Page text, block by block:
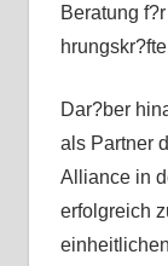
Beratung
Dar?ber
als Partner
Alliance in
erfolgreich